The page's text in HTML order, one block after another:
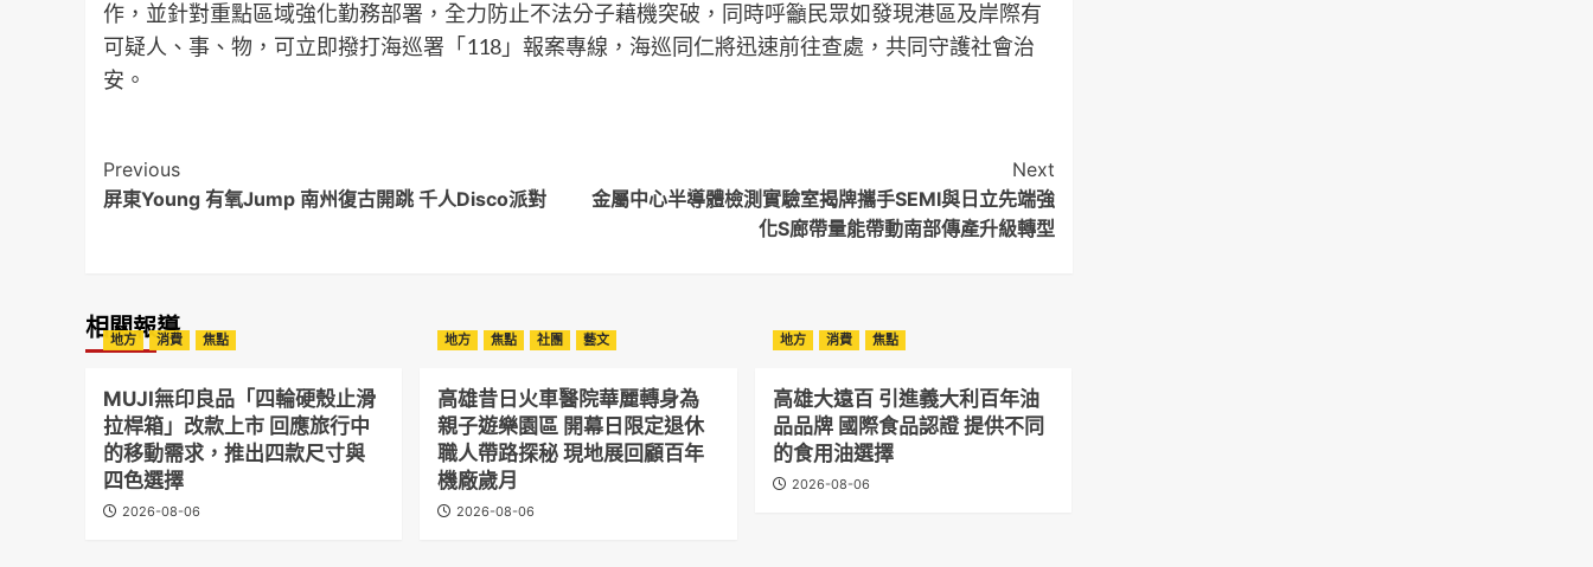
作，並針對重點區域強化勤務部署，全力防止不法分子藉機突破，同時呼籲民眾如發現港區及岸際有
可疑人、事、物，可立即撥打海巡署「118」報案專線，海巡同仁將迅速前往查處，共同守護社會治
安。
Post
Navigation
Previous
屏東Young 有氧Jump 南州復古開跳 千人Disco派對
Next
金屬中心半導體檢測實驗室揭牌攜手SEMI與日立先端強
化S廊帶量能帶動南部傳產升級轉型
相關報導
地方 消費 焦點
MUJI無印良品「四輪硬殼止滑
拉桿箱」改款上市 回應旅行中
的移動需求，推出四款尺寸與
四色選擇
2026-08-06
地方 焦點 社團 藝文
高雄昔日火車醫院華麗轉身為
親子遊樂園區 開幕日限定退休
職人帶路探秘 現地展回顧百年
機廠歲月
2026-08-06
地方 消費 焦點
高雄大遠百 引進義大利百年油
品品牌 國際食品認證 提供不同
的食用油選擇
2026-08-06